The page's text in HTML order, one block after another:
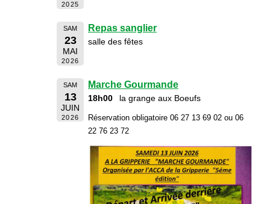
2025
SAM
23
MAI
2026
Repas sanglier
salle des fêtes
SAM
13
JUIN
2026
Marche Gourmande
18h00 la grange aux Boeufs
Réservation obligatoire 06 27 13 69 02 ou 06
22 76 23 72